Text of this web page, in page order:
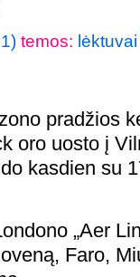
temos: lėktuvai
pradžios
oro uosto į
kasdien su
„Aer
Faro,